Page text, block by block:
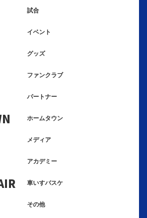
試合
イベント
グッズ
ファンクラブ
パートナー
ホームタウン
メディア
アカデミー
車いすバスケ
その他